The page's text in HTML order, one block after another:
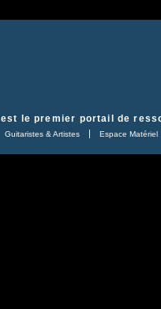
est le premier portail de
Guitaristes & Artistes Espace Matériel